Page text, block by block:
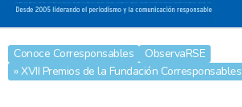
Conoce Corresponsables
ObservaRSE
» XVII Premios de la Fundación Corresponsables